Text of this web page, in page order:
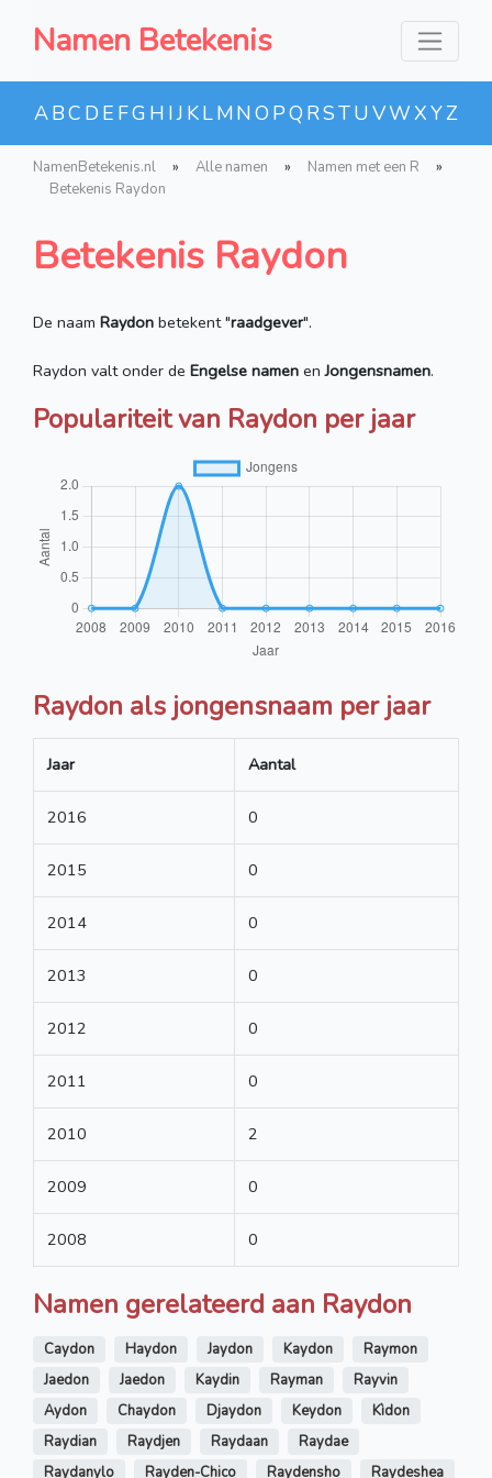
Namen Betekenis
ABC D E FG H IJ KLMNO PQ RSTUVWXYZ
NamenBetekenis.nl » Alle namen » Namen met een R
»
Betekenis Raydon
Betekenis Raydon
De naam Raydon betekent "raadgever".
Raydon valt onder de Engelse namen enJongensnamen.
Populariteit van Raydon per jaar
Raydon als jongensnaam per jaar
Jaar Aantal
2016 0
2015 0
2014 0
2013 0
2012 0
2011 0
2010 2
2009 0
2008 0
Namen gerelateerd aan Raydon
Caydon Haydon Jaydon Kaydon
Raymon
Jaedon
Jaedon Kaydin Rayman
Rayvin
Aydon
Chaydon Djaydon Keydon
Kìdon
Raydian
Raydjen Raydaan
Raydae
Raydanylo
Rayden-Chico Raydensho Raydeshea